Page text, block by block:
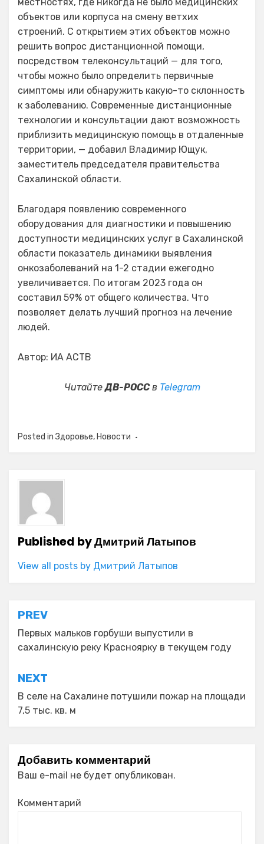
объектов или корпуса на смену ветхих
строений. С открытием этих объектов можно
решить вопрос дистанционной помощи,
посредством телеконсультаций — для того,
чтобы можно было определить первичные
симптомы или обнаружить какую-то склонность
к заболеванию. Современные дистанционные
технологии и консультации дают возможность
приблизить медицинскую помощь в отдаленные
территории, — добавил Владимир Ющук,
заместитель председателя правительства
Сахалинской области.
Благодаря появлению современного
оборудования для диагностики и повышению
доступности медицинских услуг в Сахалинской
области показатель динамики выявления
онкозаболеваний на 1-2 стадии ежегодно
увеличивается. По итогам 2023 года он
составил 59% от общего количества. Что
позволяет делать лучший прогноз на лечение
людей.
Автор: ИА АСТВ
ЧитайтеДВ-РОССв Telegram
Posted inЗдоровье, Новости
Published byДмитрий Латыпов
View all posts by Дмитрий Латыпов
Навигация
по
записям
PREV
Первых мальков горбуши выпустили в
сахалинскую реку Красноярку в текущем году
NEXT
В селе на Сахалине потушили пожар на площади
7,5 тыс. кв. м
Добавить комментарий
Ваш e-mail не будет опубликован.
Комментарий